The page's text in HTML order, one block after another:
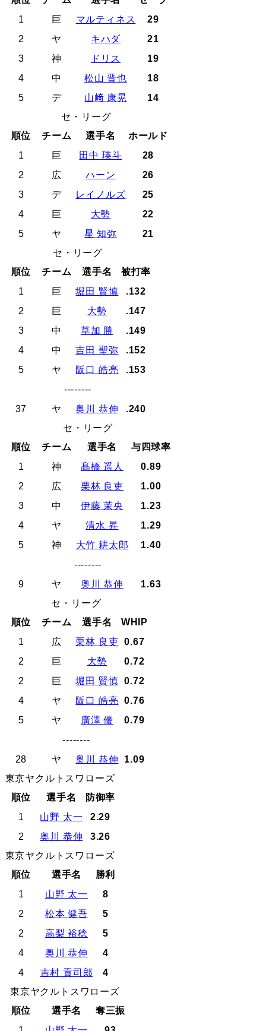
1
巨 マルティネス
29
2
ヤ キハダ
21
3
神 ドリス
19
4
中 松山 晋也
18
5
デ 山﨑 康晃
14
セ・リーグ
順位
チーム 選手名
ホールド
1
巨 田中 瑛斗
28
2
広 ハーン
26
3
デ レイノルズ
25
4
巨 大勢
22
5
ヤ 星 知弥
21
セ・リーグ
順位
チーム 選手名
被打率
1
巨 堀田 賢慎
.132
2
巨 大勢
.147
3
中 草加 勝
.149
4
中 吉田 聖弥
.152
5
ヤ 阪口 皓亮
.153
--------
37
ヤ 奥川 恭伸
.240
セ・リーグ
順位
チーム 選手名
与四球率
1
神 髙橋 遥人
0.89
2
広 栗林 良吏
1.00
3
中 伊藤 茉央
1.23
4
ヤ 清水 昇
1.29
5
神 大竹 耕太郎
1.40
--------
9
ヤ 奥川 恭伸
1.63
セ・リーグ
順位
チーム 選手名
WHIP
1
広 栗林 良吏
0.67
2
巨 大勢
0.72
2
巨 堀田 賢慎
0.72
4
ヤ 阪口 皓亮
0.76
5
ヤ 廣澤 優
0.79
--------
28
ヤ 奥川 恭伸
1.09
東京ヤクルトスワローズ
順位
選手名
防御率
1
山野 太一
2.29
2
奥川 恭伸
3.26
東京ヤクルトスワローズ
順位
選手名
勝利
1
山野 太一
8
2
松本 健吾
5
2
高梨 裕稔
5
4
奥川 恭伸
4
4
吉村 貢司郎
4
東京ヤクルトスワローズ
順位
選手名
奪三振